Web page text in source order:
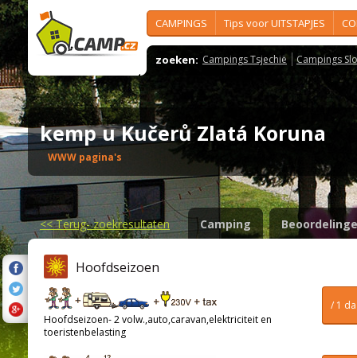
CAMPINGS Tips voor UITSTAPJES
zoeken: Campings Tsjechië Campings
kemp u Kučerů Zlatá Koruna
WWW pagina's
<<Terug- zoekresultaten Camping
Hoofdseizoen
/ 1
Hoofdseizoen- 2 volw.,auto,caravan,elektriciteit en
toeristenbelasting